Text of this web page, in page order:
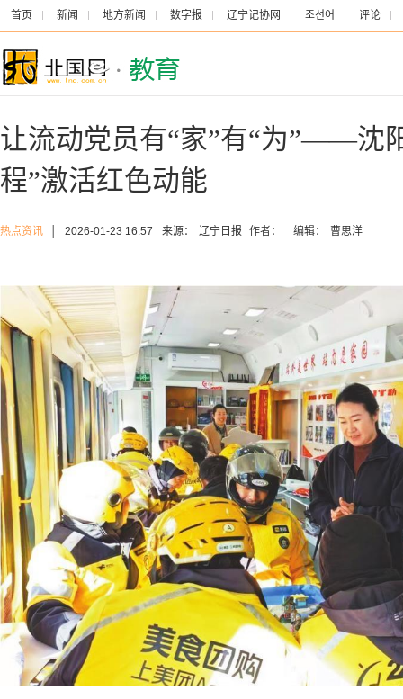
首页 新闻 地方新闻 数字报 辽宁记协网 조선어 评论
让流动党员有“家”有“为”——沈
程”激活红色动能
热点资讯 2026-01-23 16:57 来源： 辽宁日报 作者： 编辑： 曹思洋